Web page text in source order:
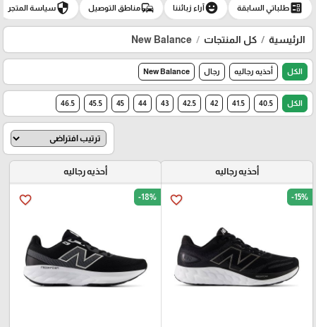
ballotطلباتي السابقة emoji_emotionsآراء زبائننا commuteمناطق التوصيل securityسياسة المتجر
الرئيسية كل المنتجات New Balance
الكل أحذيه رجاليه رجال New Balance
الكل 40.5
41.5
42
42.5
43
44
45
45.5
46.5
أحذيه رجاليه
favorite_border -15%
أحذيه رجاليه
favorite_border -18%